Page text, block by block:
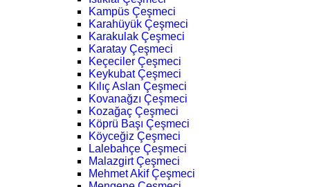
Kampüs Çeşmeci
Karahüyük Çeşmeci
Karakulak Çeşmeci
Karatay Çeşmeci
Keçeciler Çeşmeci
Keykubat Çeşmeci
Kılıç Aslan Çeşmeci
Kovanağzı Çeşmeci
Kozağaç Çeşmeci
Köprü Başı Çeşmeci
Köyceğiz Çeşmeci
Lalebahçe Çeşmeci
Malazgirt Çeşmeci
Mehmet Akif Çeşmeci